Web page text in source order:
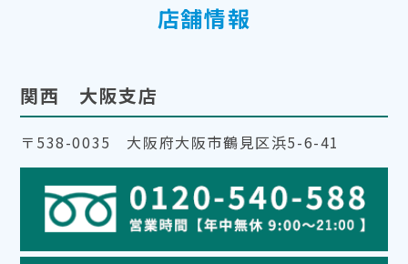
店舗情報
関西 大阪支店
〒538-0035 大阪府大阪市鶴見区浜5-6-41